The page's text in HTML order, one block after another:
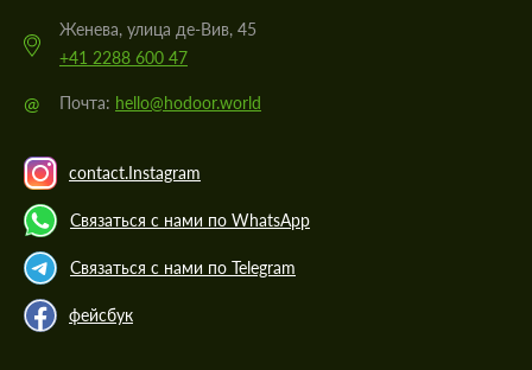
Женева, улица де-Вив, 45
+41 2288 600 47
@ Почта: hello@hodoor.world
contact.Instagram
Связаться с нами по WhatsApp
Связаться с нами по Telegram
фейсбук